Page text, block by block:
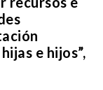
e hijos”,